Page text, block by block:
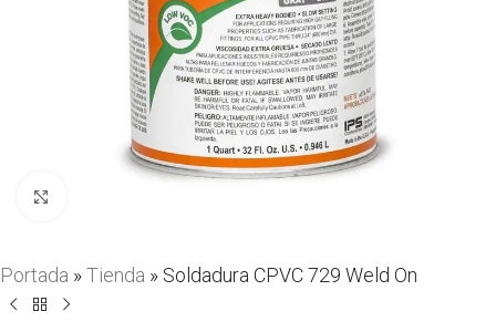
Portada »Tienda » Soldadura CPVC 729 Weld On